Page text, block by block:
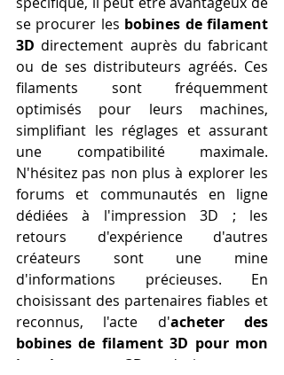
se procurer les bobines de filament
3D directement auprès du fabricant
ou de ses distributeurs agréés. Ces
filaments sont fréquemment
optimisés pour leurs machines,
simplifiant les réglages et assurant
une compatibilité maximale.
N'hésitez pas non plus à explorer les
forums et communautés en ligne
dédiées à l'impression 3D ; les
retours d'expérience d'autres
créateurs sont une mine
d'informations précieuses. En
choisissant des partenaires fiables et
reconnus, l'acte d'acheter des
bobines de filament 3D pour mon
imprimante 3D
devient une